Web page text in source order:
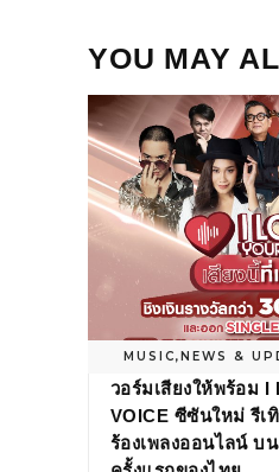
YOU MAY
MUSIC, NEWS &
วอร์มเสียงให้พร้อม I
VOICE ซีซันใหม่ รีเ
ร้องเพลงออนไลน์ บ